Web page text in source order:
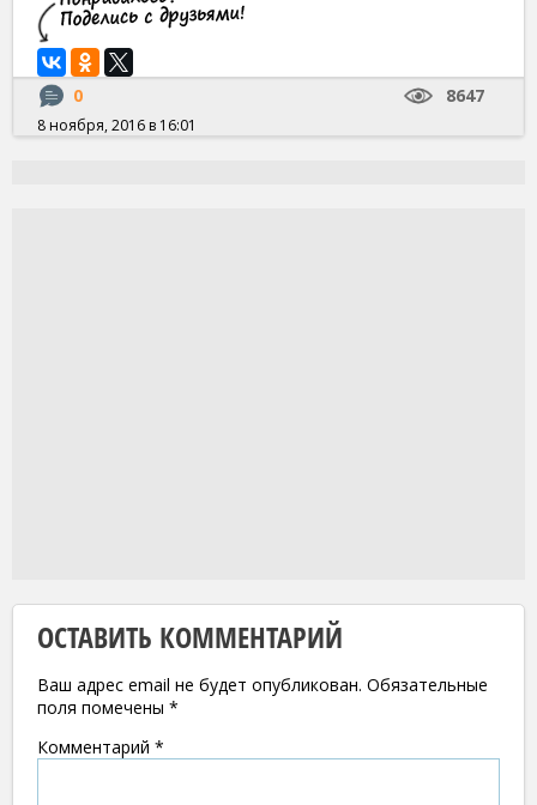
0 8647
8 ноября, 2016 в 16:01
ОСТАВИТЬ КОММЕНТАРИЙ
Ваш адрес email не будет опубликован. Обязательные
поля помечены *
Комментарий *